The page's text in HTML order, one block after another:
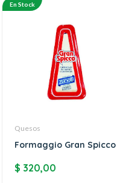
En Stock
Quesos
Formaggio Gran Spicco
$ 320,00